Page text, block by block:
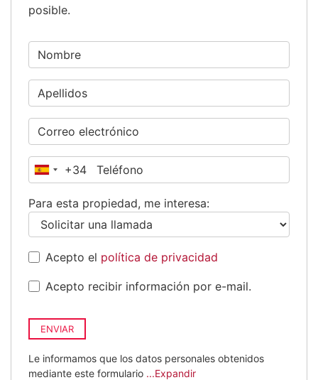
posible.
España
+34
Para esta propiedad, me interesa:
Acepto el política de privacidad
Acepto recibir información por e-mail.
ENVIAR
Le informamos que los datos personales obtenidos
mediante este formulario ...Expandir